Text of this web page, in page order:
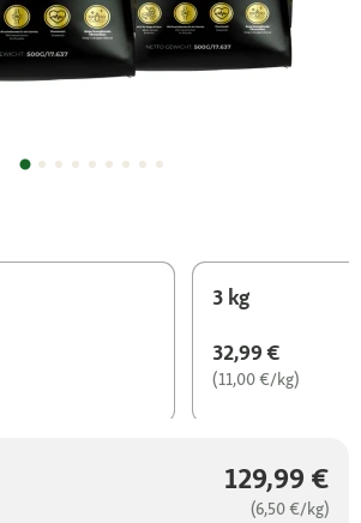
3 kg
32,99 €
(11,00 €/kg)
129,99 €
(6,50 €/kg)